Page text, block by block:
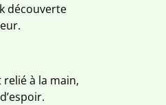
découverte
à la main,